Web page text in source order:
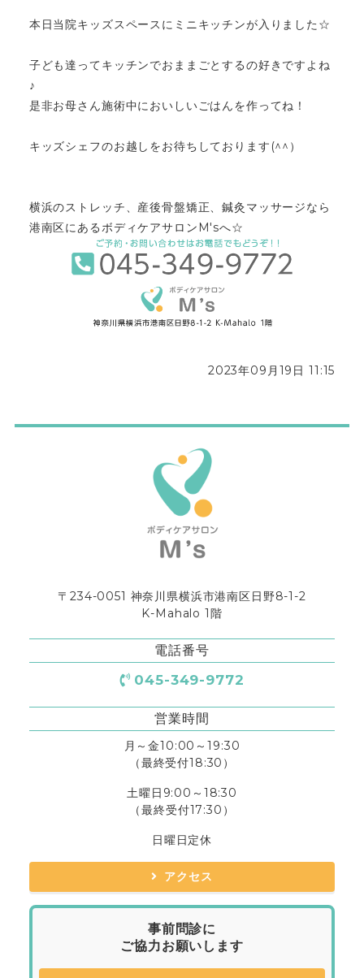
本日当院キッズスペースにミニキッチンが入りました☆
子ども達ってキッチンでおままごとするの好きですよね
♪
是非お母さん施術中においしいごはんを作ってね！
キッズシェフのお越しをお待ちしております(^^）
横浜のストレッチ、産後骨盤矯正、鍼灸マッサージなら
港南区にあるボディケアサロンM'sへ☆
2023年09月19日 11:15
〒234-0051 神奈川県横浜市港南区日野8-1-2
K-Mahalo 1階
電話番号
045-349-9772
営業時間
月～金10:00～19:30
（最終受付18:30）
土曜日9:00～18:30
（最終受付17:30）
日曜日定休
アクセス
事前問診に
ご協力お願いします